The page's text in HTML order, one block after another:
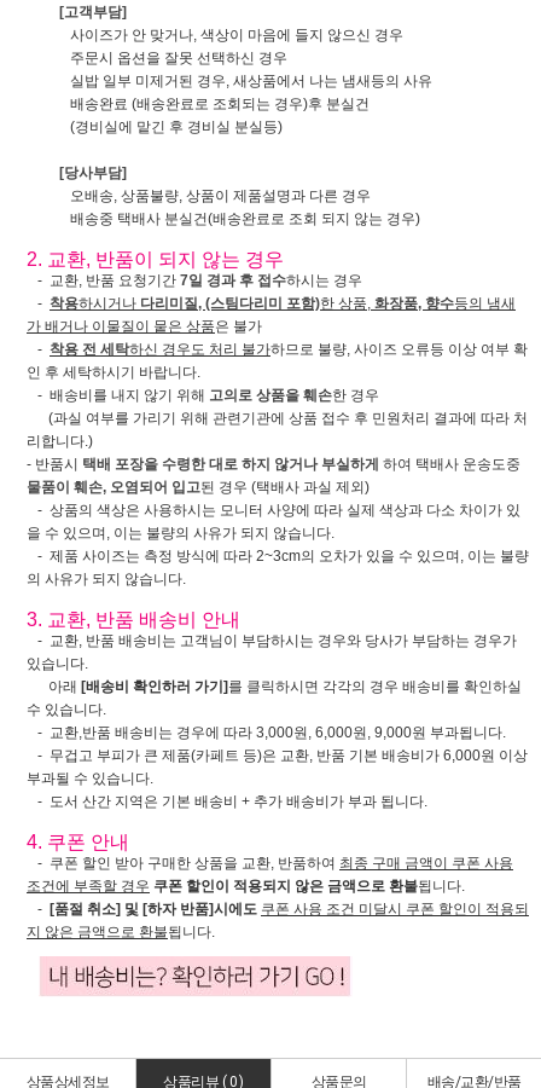
[고객부담]
사이즈가 안 맞거나, 색상이 마음에 들지 않으신 경우
주문시 옵션을 잘못 선택하신 경우
실밥 일부 미제거된 경우, 새상품에서 나는 냄새등의 사유
배송완료 (배송완료로 조회되는 경우)후 분실건
(경비실에 맡긴 후 경비실 분실등)
[당사부담]
오배송, 상품불량, 상품이 제품설명과 다른 경우
배송중 택배사 분실건(배송완료로 조회 되지 않는 경우)
2. 교환, 반품이 되지 않는 경우
- 교환, 반품 요청기간 7일 경과 후 접수하시는 경우
- 착용하시거나 다리미질, (스팀다리미 포함)한 상품, 화장품, 향수등의 냄새
가 배거나 이물질이 뭍은 상품은 불가
- 착용 전 세탁하신 경우도 처리 불가하므로 불량, 사이즈 오류등 이상 여부 확
인 후 세탁하시기 바랍니다.
- 배송비를 내지 않기 위해 고의로 상품을 훼손한 경우
(과실 여부를 가리기 위해 관련기관에 상품 접수 후 민원처리 결과에 따라 처
리합니다.)
- 반품시 택배 포장을 수령한 대로 하지 않거나 부실하게 하여 택배사 운송도중
물품이 훼손, 오염되어 입고된 경우 (택배사 과실 제외)
- 상품의 색상은 사용하시는 모니터 사양에 따라 실제 색상과 다소 차이가 있
을 수 있으며, 이는 불량의 사유가 되지 않습니다.
- 제품 사이즈는 측정 방식에 따라 2~3cm의 오차가 있을 수 있으며, 이는 불량
의 사유가 되지 않습니다.
3. 교환, 반품 배송비 안내
- 교환, 반품 배송비는 고객님이 부담하시는 경우와 당사가 부담하는 경우가
있습니다.
아래 [배송비 확인하러 가기] 를 클릭하시면 각각의 경우 배송비를 확인하실
수 있습니다.
- 교환,반품 배송비는 경우에 따라 3,000원, 6,000원, 9,000원 부과됩니다.
- 무겁고 부피가 큰 제품(카페트 등)은 교환, 반품 기본 배송비가 6,000원 이상
부과될 수 있습니다.
- 도서 산간 지역은 기본 배송비 + 추가 배송비가 부과 됩니다.
4. 쿠폰 안내
- 쿠폰 할인 받아 구매한 상품을 교환, 반품하여 최종 구매 금액이 쿠폰 사용
조건에 부족할 경우 쿠폰 할인이 적용되지 않은 금액으로 환불됩니다.
- [품절 취소] 및 [하자 반품]시에도 쿠폰 사용 조건 미달시 쿠폰 할인이 적용되
지 않은 금액으로 환불됩니다.
상품상세정보 상품리뷰 ( 0) 상품문의 배송/교환/반품